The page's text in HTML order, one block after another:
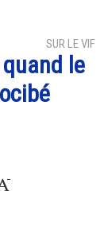
SUR LE VIF
le